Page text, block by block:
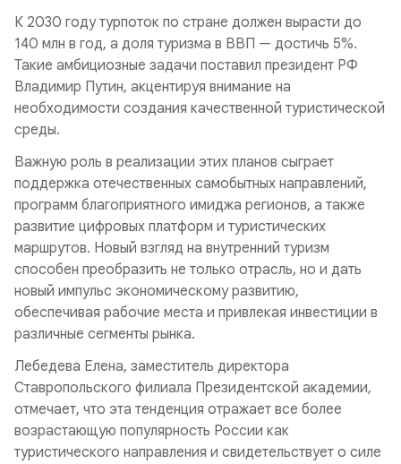
К 2030 году турпоток по стране должен вырасти до
140 млн в год, а доля туризма в ВВП — достичь 5%.
Такие амбициозные задачи поставил президент РФ
Владимир Путин, акцентируя внимание на
необходимости создания качественной туристической
среды.
Важную роль в реализации этих планов сыграет
поддержка отечественных самобытных направлений,
программ благоприятного имиджа регионов, а также
развитие цифровых платформ и туристических
маршрутов. Новый взгляд на внутренний туризм
способен преобразить не только отрасль, но и дать
новый импульс экономическому развитию,
обеспечивая рабочие места и привлекая инвестиции в
различные сегменты рынка.
Лебедева Елена, заместитель директора
Ставропольского филиала Президентской академии,
отмечает, что эта тенденция отражает все более
возрастающую популярность России как
туристического направления и свидетельствует о силе